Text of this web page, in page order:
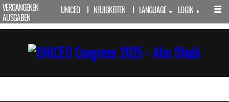
VERGANGENEN
AUSGABEN
UNICEO NEUIGKEITEN LANGUAGE LOGIN